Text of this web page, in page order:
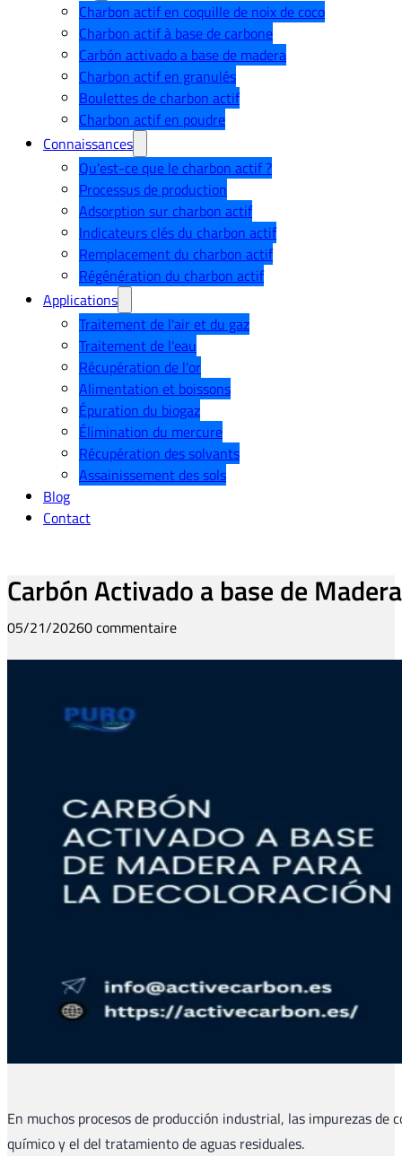
Charbon actif en coquille de noix de coco
Charbon actif à base de carbone
Carbón activado a base de madera
Charbon actif en granulés
Boulettes de charbon actif
Charbon actif en poudre
Connaissances
Qu'est-ce que le charbon actif ?
Processus de production
Adsorption sur charbon actif
Indicateurs clés du charbon actif
Remplacement du charbon actif
Régénération du charbon actif
Applications
Traitement de l'air et du gaz
Traitement de l'eau
Récupération de l'or
Alimentation et boissons
Épuration du biogaz
Élimination du mercure
Récupération des solvants
Assainissement des sols
Blog
Contact
Carbón Activado a base de
05/21/20260 commentaire
En muchos procesos de producción industrial, las impurezas
químico y el del tratamiento de aguas residuales.